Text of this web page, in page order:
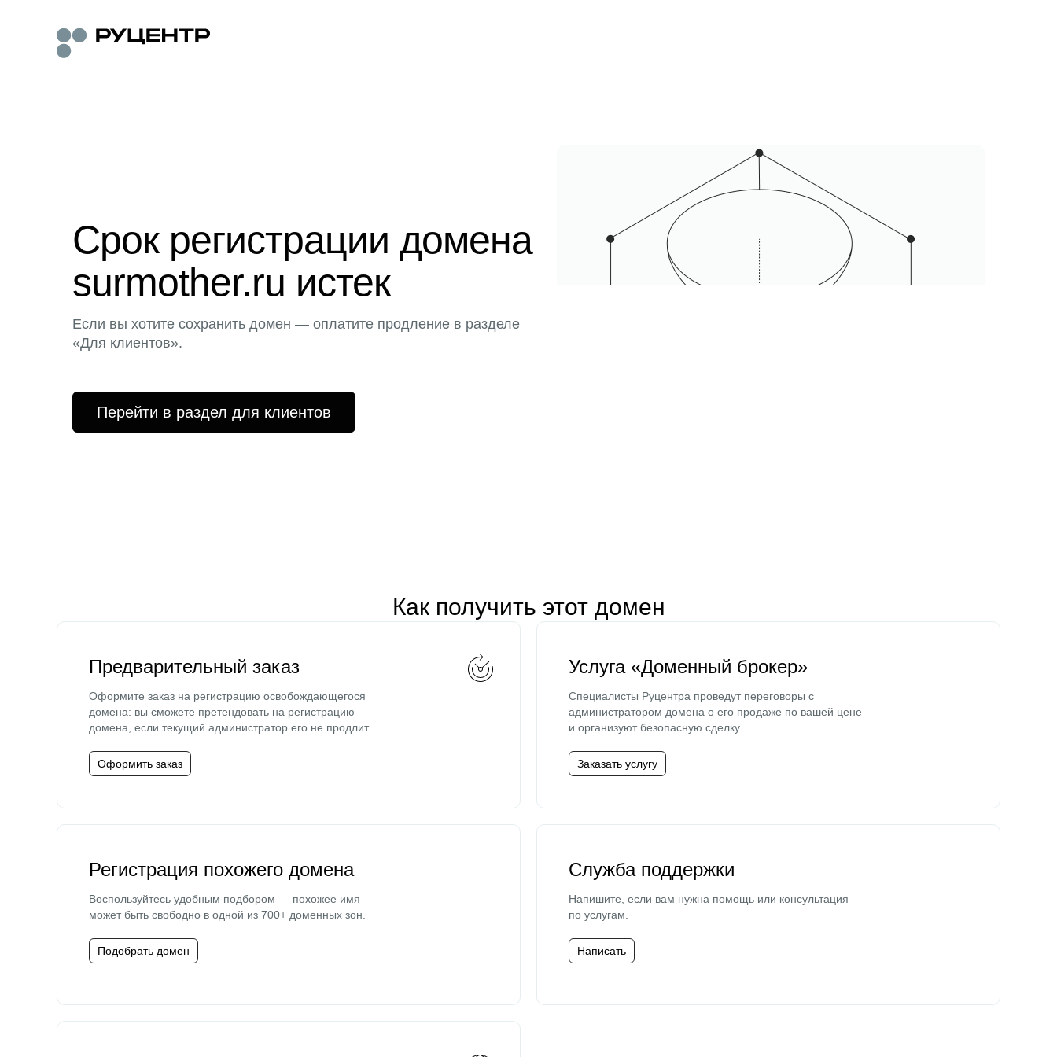
Срок регистрации домена
surmother.ru истек
Если вы хотите сохранить домен — оплатите продление в разделе
«Для клиентов».
Перейти в раздел для клиентов
Как получить этот домен
Предварительный заказ
Оформите заказ на регистрацию освобождающегося
домена: вы сможете претендовать на регистрацию
домена, если текущий администратор его не продлит.
Оформить заказ
Услуга «Доменный брокер»
Специалисты Руцентра проведут переговоры с
администратором домена о его продаже по вашей цене
и организуют безопасную сделку.
Заказать услугу
Регистрация похожего домена
Воспользуйтесь удобным подбором — похожее имя
может быть свободно в одной из 700+ доменных зон.
Подобрать домен
Служба поддержки
Напишите, если вам нужна помощь или консультация
по услугам.
Написать